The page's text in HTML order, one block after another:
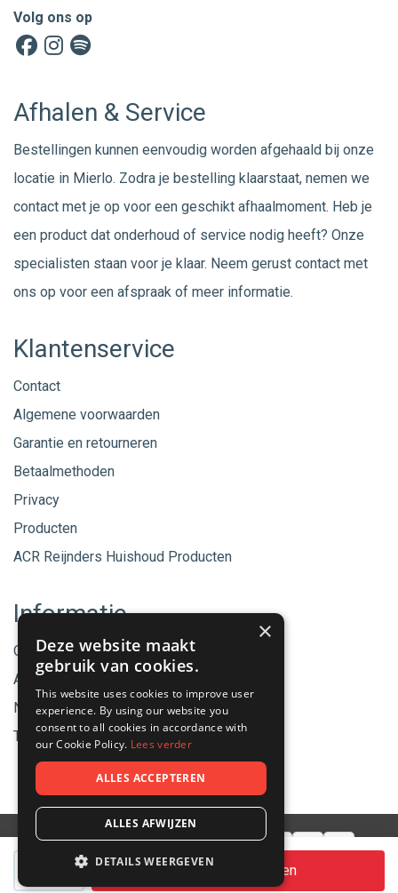
In winkelwagen
Volg ons op
Afhalen & Service
Bestellingen kunnen eenvoudig worden afgehaald bij onze
locatie in Mierlo. Zodra je bestelling klaarstaat, nemen we
contact met je op voor een geschikt afhaalmoment. Heb je
een product dat onderhoud of service nodig heeft? Onze
specialisten staan voor je klaar. Neem gerust contact met
ons op voor een afspraak of meer informatie.
Klantenservice
Contact
Algemene voorwaarden
Garantie en retourneren
Betaalmethoden
Privacy
Producten
ACR Reijnders Huishoud Producten
Informatie
Onze merken
Aanbiedingen
Nieuwe producten
Tips & Nieuws
© 2026 - ACR Helmond.
×
Deze website maakt
gebruik van cookies.
This website uses cookies to improve user
experience. By using our website you
consent to all cookies in accordance with
our Cookie Policy. Lees verder
ALLES ACCEPTEREN
ALLES AFWIJZEN
DETAILS WEERGEVEN